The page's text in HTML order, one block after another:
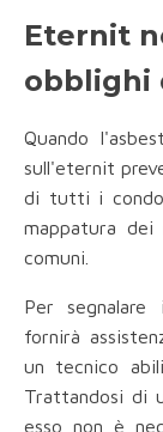
Eternit
obblighi
Quando
sull'eternit
di tutti i
mappatura
comuni.
Per
fornirà
un tecnico
Trattandosi di
esso non è